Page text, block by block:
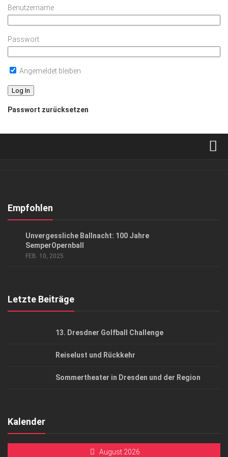
Benutzername
Passwort
Angemeldet bleiben
Passwort zurücksetzen
Kontakt, Impressum
Empfohlen
Unvergessliche Ballnacht: 100 Jahre
SemperOpernball
FEB. 10, 2025
Letzte Beiträge
13. Dresdner Golfball Challenge
Reiselust und Rückkehr
Sommertheater in Dresden und der Region
Kalender
August 2026